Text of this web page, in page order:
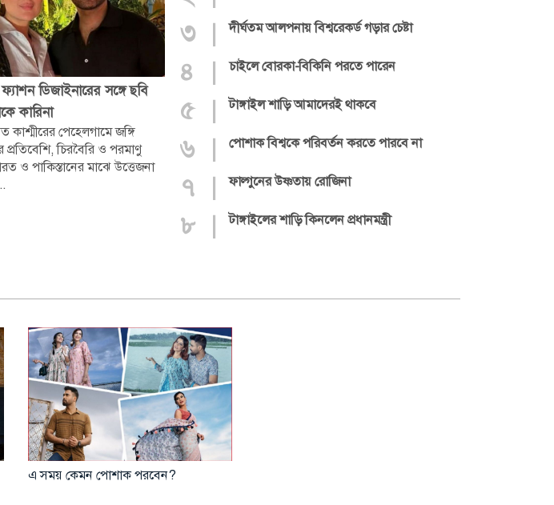
ফ্যাশন ডিজাইনারের সঙ্গে ছবি
কারিনা
কাশ্মীরের পেহেলগামে জঙ্গি
প্রতিবেশি, চিরবৈরি ও পরমাণু
ও পাকিস্তানের মাঝে উত্তেজনা
৩ | দীর্ঘতম আলপনায় বিশ্বরেকর্ড গড়ার চেষ্টা
৪ | চাইলে বোরকা-বিকিনি পরতে পারেন
৫ | টাঙ্গাইল শাড়ি আমাদেরই থাকবে
৬ | পোশাক বিশ্বকে পরিবর্তন করতে পারবে না
৭ | ফাল্গুনের উষ্ণতায় রোজিনা
৮ | টাঙ্গাইলের শাড়ি কিনলেন প্রধানমন্ত্রী
এ সময় কেমন পোশাক পরবেন?